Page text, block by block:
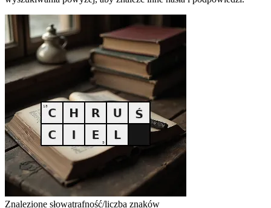
Znalezione słowatrafność/liczba znaków